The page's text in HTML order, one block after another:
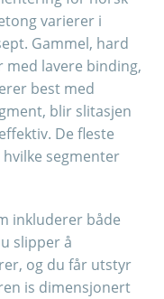
varierer i
Gammel, hard
lavere binding,
best med
blir slitasjen
De fleste
segmenter
inkluderer både
slipper å
og du får utstyr
is dimensjonert